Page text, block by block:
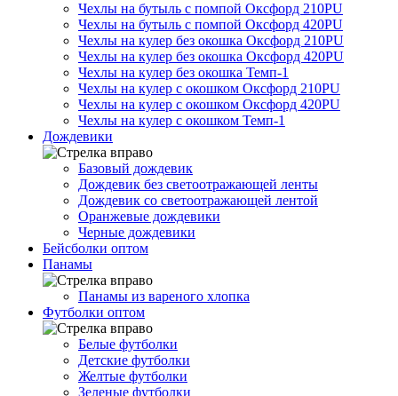
Чехлы на бутыль с помпой Оксфорд 210PU
Чехлы на бутыль с помпой Оксфорд 420PU
Чехлы на кулер без окошка Оксфорд 210PU
Чехлы на кулер без окошка Оксфорд 420PU
Чехлы на кулер без окошка Темп-1
Чехлы на кулер с окошком Оксфорд 210PU
Чехлы на кулер с окошком Оксфорд 420PU
Чехлы на кулер с окошком Темп-1
Дождевики
Базовый дождевик
Дождевик без светоотражающей ленты
Дождевик со светоотражающей лентой
Оранжевые дождевики
Черные дождевики
Бейсболки оптом
Панамы
Панамы из вареного хлопка
Футболки оптом
Белые футболки
Детские футболки
Желтые футболки
Зеленые футболки